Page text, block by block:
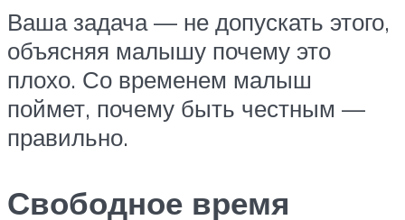
Ваша задача — не допускать этого,
объясняя малышу почему это
плохо. Со временем малыш
поймет, почему быть честным —
правильно.
Свободное время